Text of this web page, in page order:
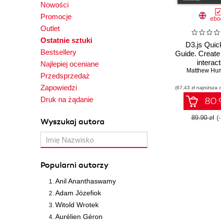
Nowości
Promocje
Outlet
Ostatnie sztuki
Bestsellery
Najlepiej oceniane
Przedsprzedaż
Zapowiedzi
Druk na żądanie
Wyszukaj autora
Popularni autorzy
Anil Ananthaswamy
Adam Józefiok
Witold Wrotek
Aurélien Géron
D3.js
Guide.
Matthew
(67,43 zł najniższa
89.90 zł